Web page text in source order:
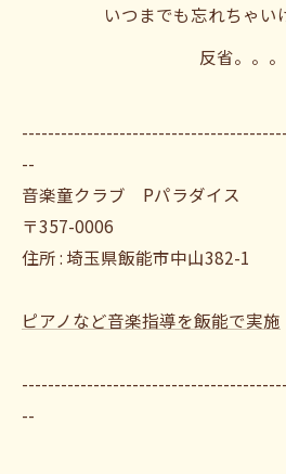
いつまでも忘れちゃい
反省。。。
--
音楽童クラブ Pパラダイス
〒357-0006
住所 : 埼玉県飯能市中山382-1
ピアノなど音楽指導を飯能で実施
--